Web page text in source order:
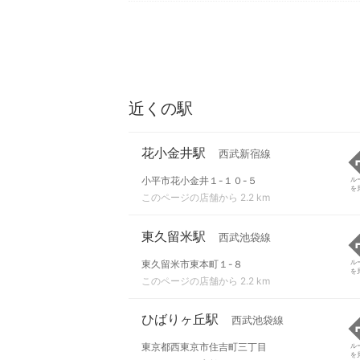
近くの駅
花小金井駅 西武新宿線
小平市花小金井１-１０-５
このページの店舗から 2.2 km
ル
を
東久留米駅 西武池袋線
東久留米市東本町１-８
このページの店舗から 2.2 km
ル
を
ひばりヶ丘駅 西武池袋線
東京都西東京市住吉町三丁目
ル
を